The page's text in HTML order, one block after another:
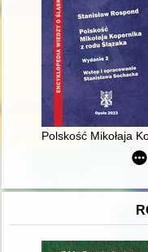
Polskość Mikołaja